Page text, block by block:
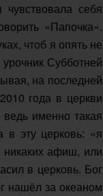
себя
«Папочка».
чтоб я опять не
Субботней
на последней
года в церкви
именно такая
эту церковь: «я
никаких афиш, или
в церковь. Бог
нашёл за океаном